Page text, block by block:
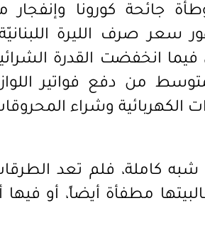
جائحة كورونا وإنفجار
سعر صرف الليرة
فيما انخفضت القدرة
من دفع فواتير
الكهربائية وشراء
كاملة، فلم تعد الطرقات
مطفأة أيضاً، أو